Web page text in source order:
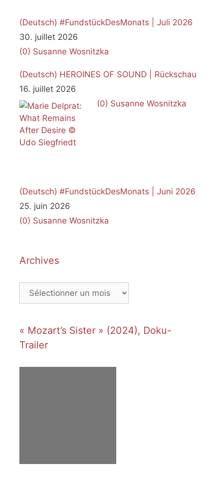
(Deutsch) #FundstückDesMonats | Juli 2026
30. juillet 2026
(0) Susanne Wosnitzka
(Deutsch) HEROINES OF SOUND | Rückschau
16. juillet 2026
(0) Susanne Wosnitzka
(Deutsch) #FundstückDesMonats | Juni 2026
25. juin 2026
(0) Susanne Wosnitzka
Archives
Archives
« Mozart’s Sister » (2024), Doku-
Trailer